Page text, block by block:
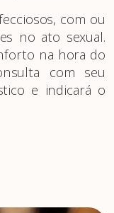
com ou
no ato sexual.
na hora do
com seu
e indicará o